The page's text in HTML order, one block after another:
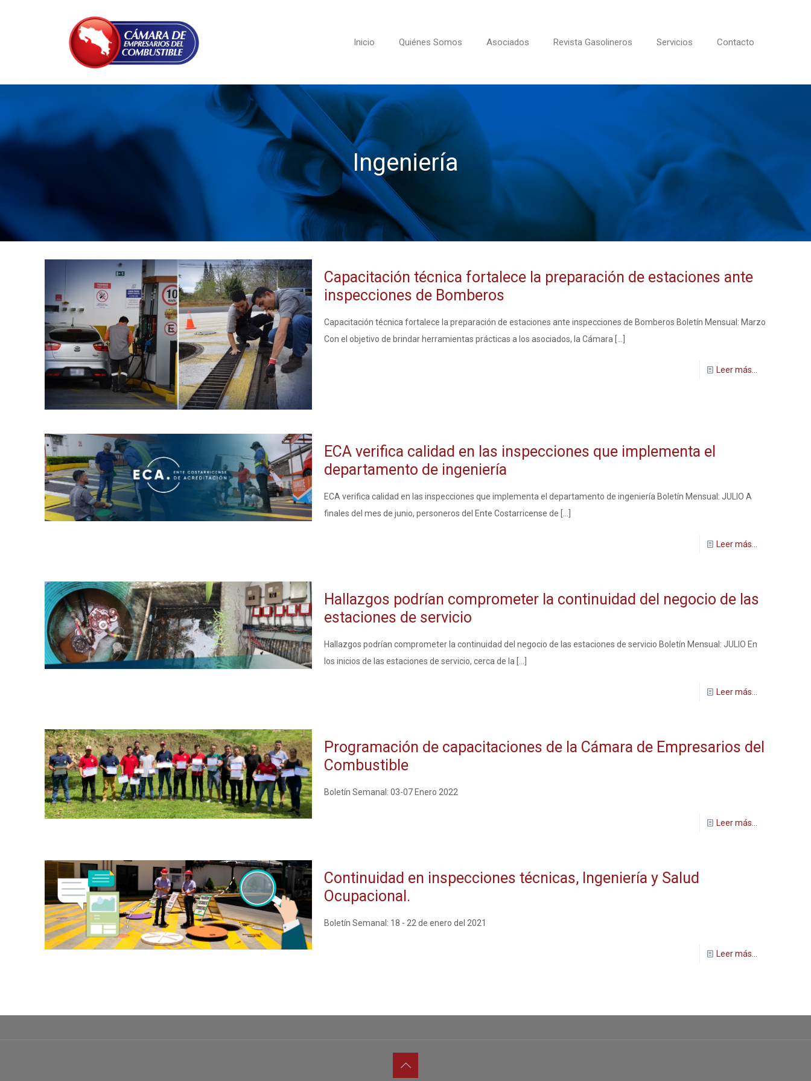
Inicio Quiénes Somos Asociados Revista Gasolineros Servicios Contacto
Ingeniería
Capacitación técnica fortalece la preparación de estaciones ante
inspecciones de Bomberos
Capacitación técnica fortalece la preparación de estaciones ante inspecciones de Bomberos Boletín Mensual: Marzo
Con el objetivo de brindar herramientas prácticas a los asociados, la Cámara
Leer más...
ECA verifica calidad en las inspecciones que implementa el
departamento de ingeniería
ECA verifica calidad en las inspecciones que implementa el departamento de ingeniería Boletín Mensual: JULIO A
finales del mes de junio, personeros del Ente Costarricense de
Leer más...
Hallazgos podrían comprometer la continuidad del negocio de las
estaciones de servicio
Hallazgos podrían comprometer la continuidad del negocio de las estaciones de servicio Boletín Mensual: JULIO En
los inicios de las estaciones de servicio, cerca de la
Leer más...
Programación de capacitaciones de la Cámara de Empresarios del
Combustible
Boletín Semanal: 03-07 Enero 2022
Leer más...
Continuidad en inspecciones técnicas, Ingeniería y Salud
Ocupacional.
Boletín Semanal: 18 - 22 de enero del 2021
Leer más...